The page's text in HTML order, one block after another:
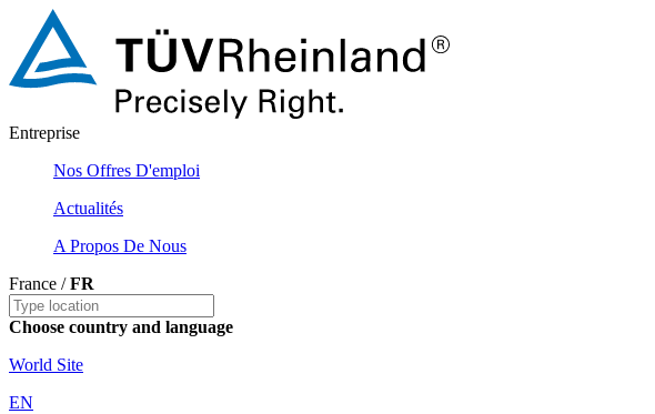
Entreprise
Nos Offres D'emploi
Actualités
A Propos De Nous
France /FR
Choose country and language
World Site
EN